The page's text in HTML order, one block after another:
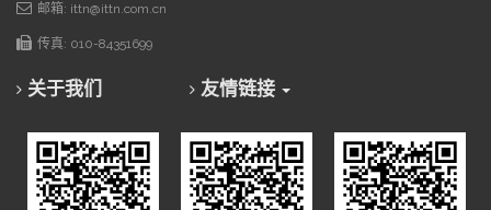
邮箱: ittn@ittn.com.cn
传真: 010-84351699
关于我们 友情链接